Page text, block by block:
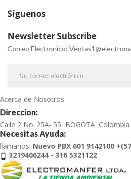
Síguenos
Newsletter Subscribe
Correo Electronico:
Acerca de Nosotros
Direccion:
Calle 2 No. 25A- 55 BOGOTA
Necesitas Ayuda:
llamanos: Nuevo PBX 601 9142100
3219406244 - 316 5321122